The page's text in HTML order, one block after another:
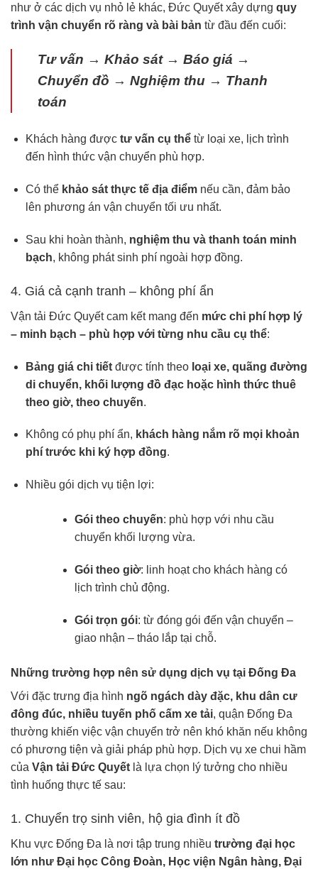
như ở các dịch vụ nhỏ lẻ khác, Đức Quyết xây dựng quy
trình vận chuyển rõ ràng và bài bản từ đầu đến cuối:
Tư vấn → Khảo sát → Báo giá →
Chuyển đồ → Nghiệm thu → Thanh
toán
Khách hàng được tư vấn cụ thểtừ loại xe, lịch trình
đến hình thức vận chuyển phù hợp.
Có thể khảo sát thực tế địa điểmnếu cần, đảm bảo
lên phương án vận chuyển tối ưu nhất.
Sau khi hoàn thành, nghiệm thu và thanh toán minh
bạch, không phát sinh phí ngoài hợp đồng.
4. Giá cả cạnh tranh – không phí ẩn
Vận tải Đức Quyết cam kết mang đến mức chi phí hợp lý
– minh bạch – phù hợp với từng nhu cầu cụ thể:
Bảng giá chi tiếtđược tính theo loại xe, quãng đường
di chuyển, khối lượng đồ đạc hoặc hình thức thuê
theo giờ, theo chuyến.
Không có phụ phí ẩn, khách hàng nắm rõ mọi khoản
phí trước khi ký hợp đồng.
Nhiều gói dịch vụ tiện lợi:
Gói theo chuyến: phù hợp với nhu cầu
chuyển khối lượng vừa.
Gói theo giờ: linh hoạt cho khách hàng có
lịch trình chủ động.
Gói trọn gói: từ đóng gói đến vận chuyển –
giao nhận – tháo lắp tại chỗ.
Những trường hợp nên sử dụng dịch vụ tại Đống Đa
Với đặc trưng địa hình ngõ ngách dày đặc, khu dân cư
đông đúc, nhiều tuyến phố cấm xe tải, quận Đống Đa
thường khiến việc vận chuyển trở nên khó khăn nếu không
có phương tiện và giải pháp phù hợp. Dịch vụ xe chui hầm
của Vận tải Đức Quyết là lựa chọn lý tưởng cho nhiều
tình huống thực tế sau:
1. Chuyển trọ sinh viên, hộ gia đình ít đồ
Khu vực Đống Đa là nơi tập trung nhiều trường đại học
lớn như Đại học Công Đoàn, Học viện Ngân hàng, Đại